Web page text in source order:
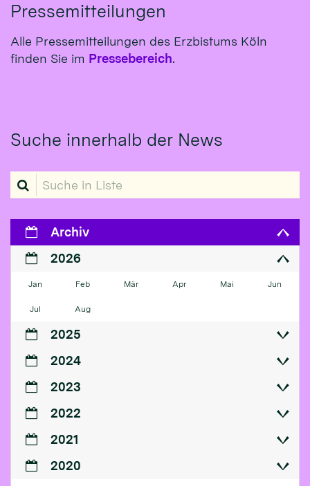
Pressemitteilungen
Alle Pressemitteilungen des Erzbistums Köln
finden Sie im Pressebereich.
Suche innerhalb der News
Suche in Liste
Archiv
2026
Jan Feb Mär Apr Mai Jun
Jul Aug
2025
2024
2023
2022
2021
2020